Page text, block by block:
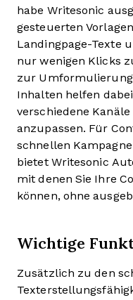
habe Writesonic
gesteuerten
Landingpage-Texte
nur wenigen Klicks
zur
Inhalten helfen
verschiedene
anzupassen. Für
schnellen
bietet Writesonic
mit denen Sie Ihre
können, ohne
Wichtige
Zusätzlich zu den